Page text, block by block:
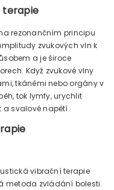
terapie
rezonančním principu
zvukových vln k
a je široce
Když zvukové vlny
tkáněmi nebo orgány v
tok lymfy, urychlit
svalové napětí.
vibrační terapie
metoda zvládání bolesti.